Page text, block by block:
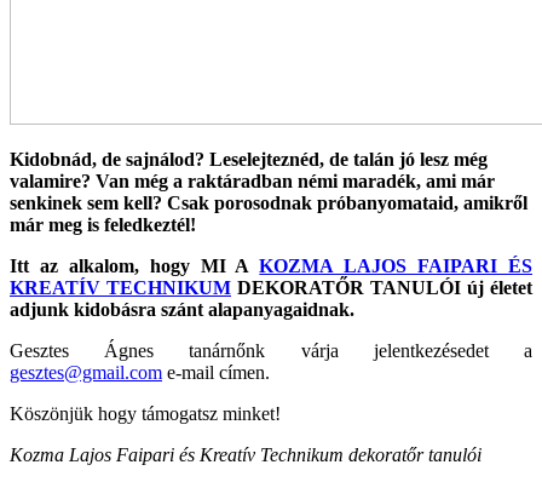
Kidobnád, de sajnálod? Leselejteznéd, de talán jó lesz még
valamire? Van még a raktáradban némi maradék, ami már
senkinek sem kell? Csak porosodnak próbanyomataid, amikről
már meg is feledkeztél!
Itt az alkalom, hogy MI AKOZMA LAJOS FAIPARI ÉS
KREATÍV TECHNIKUM DEKORATŐR TANULÓI új életet
adjunk kidobásra szánt alapanyagaidnak.
Gesztes Ágnes tanárnőnk várja jelentkezésedet a
gesztes@gmail.com e-mail címen.
Köszönjük hogy támogatsz minket!
Kozma Lajos Faipari és Kreatív Technikum dekoratőr tanulói